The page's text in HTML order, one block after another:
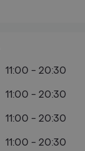
11:00 - 20:30
11:00 - 20:30
11:00 - 20:30
11:00 - 20:30